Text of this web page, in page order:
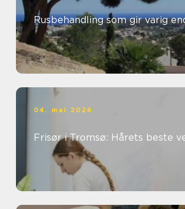
Rusbehandling som gir varig
04. mai 2026
Frisør i Tromsø: Hårets beste